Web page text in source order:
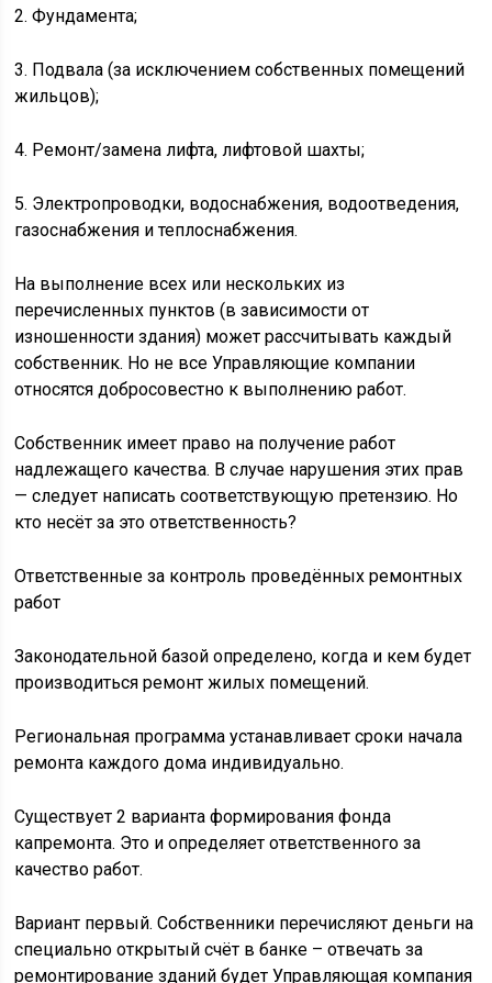
2. Фундамента;
3. Подвала (за исключением собственных помещений
жильцов);
4. Ремонт/замена лифта, лифтовой шахты;
5. Электропроводки, водоснабжения, водоотведения,
газоснабжения и теплоснабжения.
На выполнение всех или нескольких из
перечисленных пунктов (в зависимости от
изношенности здания) может рассчитывать каждый
собственник. Но не все Управляющие компании
относятся добросовестно к выполнению работ.
Собственник имеет право на получение работ
надлежащего качества. В случае нарушения этих прав
— следует написать соответствующую претензию. Но
кто несёт за это ответственность?
Ответственные за контроль проведённых ремонтных
работ
Законодательной базой определено, когда и кем будет
производиться ремонт жилых помещений.
Региональная программа устанавливает сроки начала
ремонта каждого дома индивидуально.
Существует 2 варианта формирования фонда
капремонта. Это и определяет ответственного за
качество работ.
Вариант первый. Собственники перечисляют деньги на
специально открытый счёт в банке – отвечать за
ремонтирование зданий будет Управляющая компания